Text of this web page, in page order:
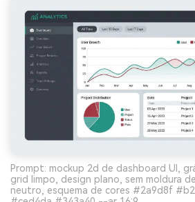
Prompt: mockup 2d de dashboard UI,
grid limpo, design plano, sem moldura
neutro, esquema de cores #2a9d8f